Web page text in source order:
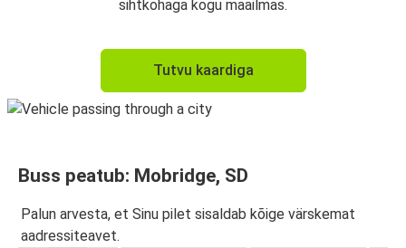
sihtkohaga kogu maailmas.
Tutvu kaardiga
Buss peatub: Mobridge, SD
Palun arvesta, et Sinu pilet sisaldab kõige värskemat
aadressiteavet.